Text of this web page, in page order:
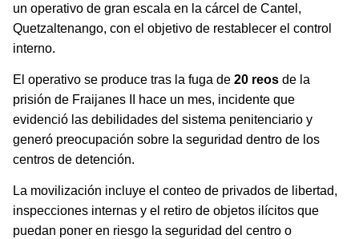
un operativo de gran escala en la cárcel de Cantel,
Quetzaltenango, con el objetivo de restablecer el control
interno.
El operativo se produce tras la fuga de 20 reos de la
prisión de Fraijanes II hace un mes, incidente que
evidenció las debilidades del sistema penitenciario y
generó preocupación sobre la seguridad dentro de los
centros de detención.
La movilización incluye el conteo de privados de libertad,
inspecciones internas y el retiro de objetos ilícitos que
puedan poner en riesgo la seguridad del centro o